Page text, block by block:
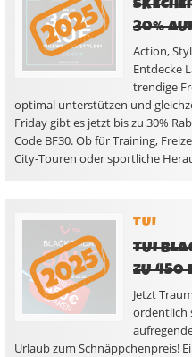
30%
Action,
Entdecke
trendige
optimal unterstützen und
Friday gibt es jetzt bis zu 30%
Code BF30. Ob für Training,
City-Touren oder sportliche
TUI
TUI
ZU 450
Jetzt
ordentlich
Urlaub zum Schnäppchenpreis!